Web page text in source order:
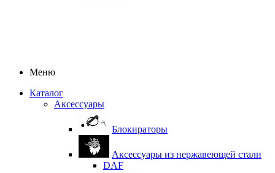
Меню
Каталог
Аксессуары
Блокираторы
Аксессуары из нержавеющей стали
DAF